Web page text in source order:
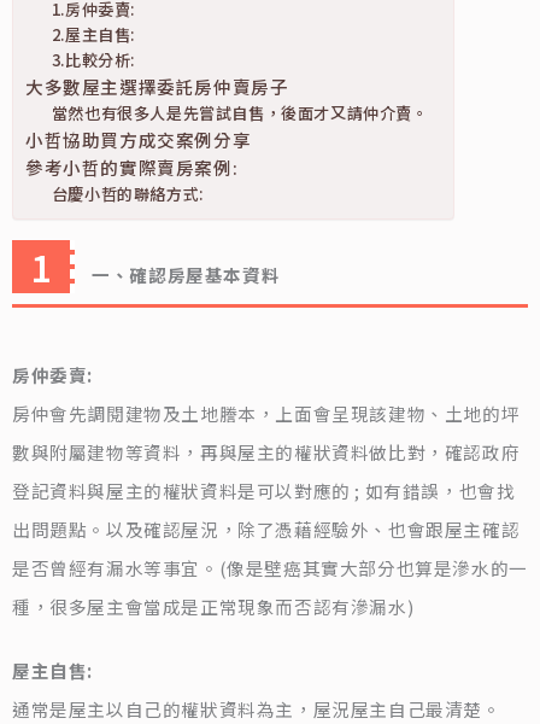
1.房仲委賣:
2.屋主自售:
3.比較分析:
大多數屋主選擇委託房仲賣房子
當然也有很多人是先嘗試自售，後面才又請仲介賣。
小哲協助買方成交案例分享
參考小哲的實際賣房案例:
台慶小哲的聯絡方式:
一、確認房屋基本資料
房仲委賣:
房仲會先調閱建物及土地謄本，上面會呈現該建物、土地的坪
數與附屬建物等資料，再與屋主的權狀資料做比對，確認政府
登記資料與屋主的權狀資料是可以對應的 ; 如有錯誤，也會找
出問題點。以及確認屋況，除了憑藉經驗外、也會跟屋主確認
是否曾經有漏水等事宜。(像是壁癌其實大部分也算是滲水的一
種，很多屋主會當成是正常現象而否認有滲漏水)
屋主自售:
通常是屋主以自己的權狀資料為主，屋況屋主自己最清楚。